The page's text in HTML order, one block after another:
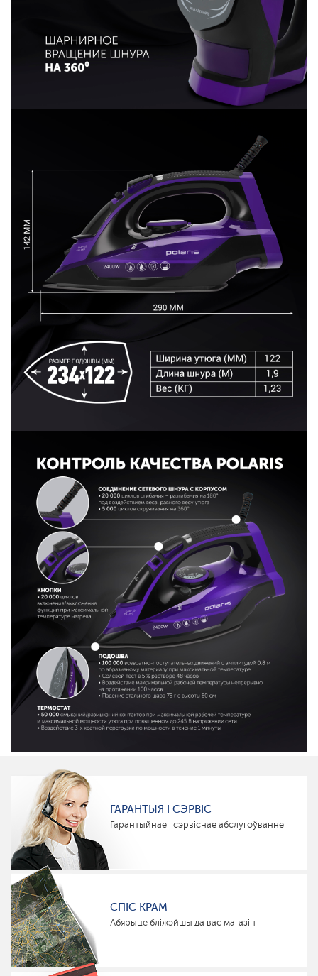
ГАРАНТЫЯ І СЭРВІС
Гарантыйнае і сэрвіснае абслугоўванне
СПІС КРАМ
Абярыце бліжэйшы да вас магазін